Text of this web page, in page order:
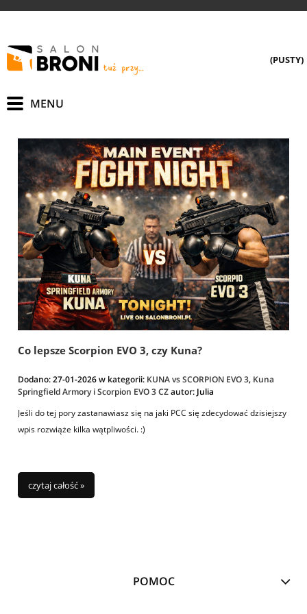
(PUSTY)
Co lepsze Scorpion EVO 3, czy Kuna?
Dodano:27-01-2026w kategorii: KUNA vs SCORPION EVO 3, Kuna
Springfield Armory i Scorpion EVO 3 CZautor: Julia
Jeśli do tej pory zastanawiasz się na jaki PCC się zdecydować dzisiejszy
wpis rozwiąże kilka wątpliwości. :)
czytaj całość »
POMOC